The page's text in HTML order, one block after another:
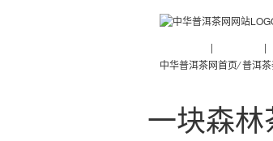
| |
中华普洱茶网首页/普洱
一块森